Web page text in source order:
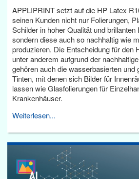
APPLIPRINT setzt auf die HP Latex
seinen Kunden nicht nur Folierungen,
Schilder in hoher Qualität und brillanten
sondern diese auch so nachhaltig wie
produzieren. Die Entscheidung für den
unter anderem aufgrund der
gehören auch die wasserbasierten und
Tinten, mit denen sich Bilder für
lassen wie Glasfolierungen für
Krankenhäuser.
Weiterlesen...